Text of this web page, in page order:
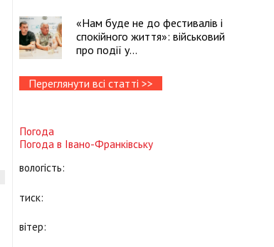
«Нам буде не до фестивалів і
спокійного життя»: військовий
про події у...
Переглянути всі статті >>
Погода
Погода в Івано-Франківську
вологість:
тиск:
вітер: